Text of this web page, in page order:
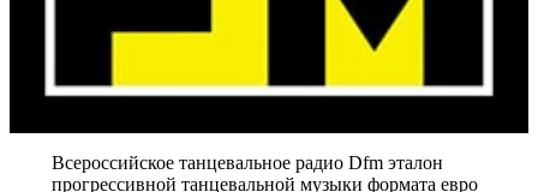
Всероссийское танцевальное радио Dfm эталон
прогрессивной танцевальной музыки формата евро